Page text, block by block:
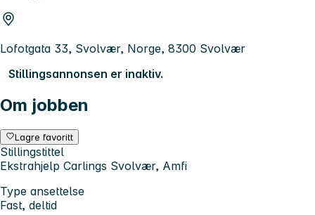
Lofotgata 33, Svolvær, Norge, 8300 Svolvær
Stillingsannonsen er inaktiv.
Om jobben
Lagre favoritt
Stillingstittel
Ekstrahjelp Carlings Svolvær, Amfi
Type ansettelse
Fast, deltid